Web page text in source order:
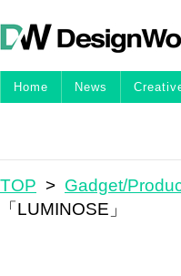
Home News
TOP > Gadget/
「LUMINOSE」